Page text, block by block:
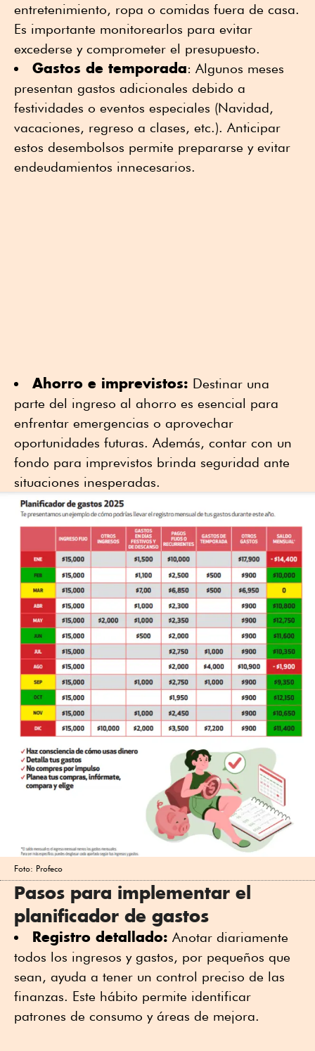
entretenimiento, ropa o comidas fuera de casa.
Es importante monitorearlos para evitar
excederse y comprometer el presupuesto.
Gastos de temporada: Algunos meses
presentan gastos adicionales debido a
festividades o eventos especiales (Navidad,
vacaciones, regreso a clases, etc.). Anticipar
estos desembolsos permite prepararse y evitar
endeudamientos innecesarios.
Ahorro e imprevistos: Destinar una
parte del ingreso al ahorro es esencial para
enfrentar emergencias o aprovechar
oportunidades futuras. Además, contar con un
fondo para imprevistos brinda seguridad ante
situaciones inesperadas.
Foto: Profeco
Pasos para implementar el
planificador de gastos
Registro detallado: Anotar diariamente
todos los ingresos y gastos, por pequeños que
sean, ayuda a tener un control preciso de las
finanzas. Este hábito permite identificar
patrones de consumo y áreas de mejora.